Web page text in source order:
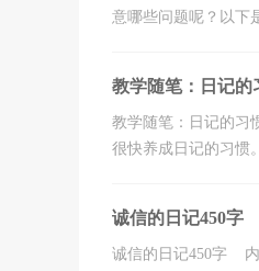
意哪些问题呢？以下
教学随笔：日记的
教学随笔：日记的习
很快养成日记的习惯
诚信的日记450字
诚信的日记450字 内